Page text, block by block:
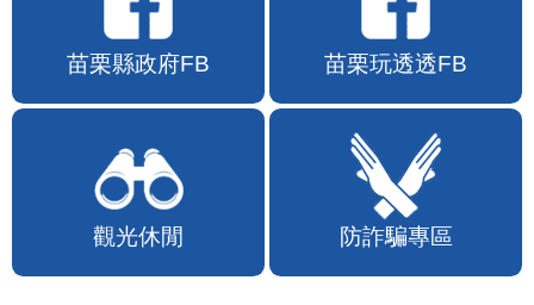
苗栗縣政府FB 苗栗玩透透FB
觀光休閒 防詐騙專區